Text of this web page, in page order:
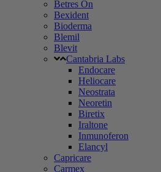
Betres On
Bexident
Bioderma
Blemil
Blevit
Cantabria Labs
Endocare
Heliocare
Neostrata
Neoretin
Biretix
Iraltone
Inmunoferon
Elancyl
Capricare
Carmex